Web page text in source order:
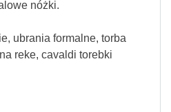
nóżki.
ubrania formalne, torba
reke, cavaldi torebki